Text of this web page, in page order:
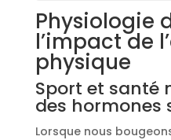
Physiologie
l’impact de
physique
Sport et santé
des hormones
Lorsque nous